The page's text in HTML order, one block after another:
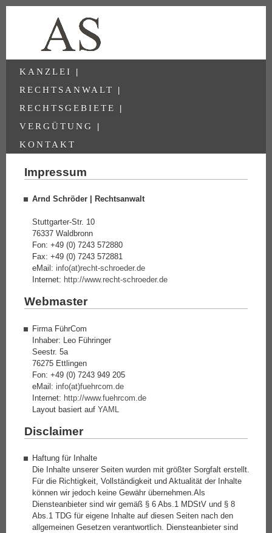
KANZLEI
RECHTSANWALT
RECHTSGEBIETE
VERGÜTUNG
KONTAKT
Impressum
Arnd Schröder | Rechtsanwalt
Stuttgarter-Str. 10
76337 Waldbronn
Fon: +49 (0) 7243 572880
Fax: +49 (0) 7243 572881
eMail: info(at)recht-schroeder.de
Internet: http://www.recht-schroeder.de
Webmaster
Firma FührCom
Inhaber: Leo Führinger
Seestr. 5a
76275 Ettlingen
Fon: +49 (0) 7243 949 205
eMail: info(at)fuehrcom.de
Internet: http://www.fuehrcom.de
Layout basiert aufYAML
Disclaimer
Haftung für Inhalte
Die Inhalte unserer Seiten wurden mit größter Sorgfalt erstellt.
Für die Richtigkeit, Vollständigkeit und Aktualität der Inhalte
können wir jedoch keine Gewähr übernehmen.Als
Diensteanbieter sind wir gemäß § 6 Abs.1 MDStV und § 8
Abs.1 TDG für eigene Inhalte auf diesen Seiten nach den
allgemeinen Gesetzen verantwortlich. Diensteanbieter sind